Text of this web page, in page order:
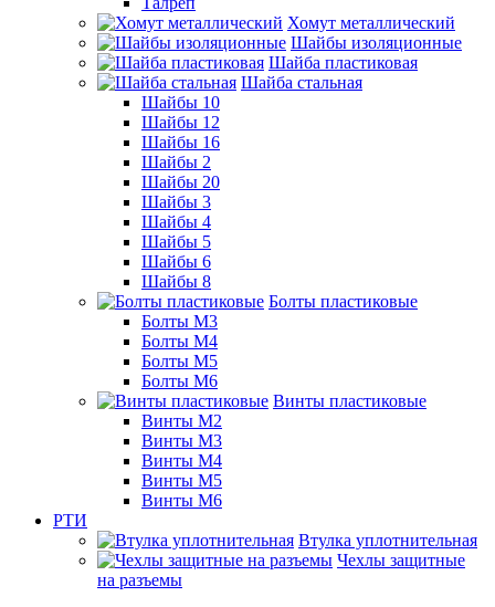
Хомут металлический
Шайбы изоляционные
Шайба пластиковая
Шайба стальная
Шайбы 10
Шайбы 12
Шайбы 16
Шайбы 2
Шайбы 20
Шайбы 3
Шайбы 4
Шайбы 5
Шайбы 6
Шайбы 8
Болты пластиковые
Болты М3
Болты М4
Болты М5
Болты М6
Винты пластиковые
Винты М2
Винты М3
Винты М4
Винты М5
Винты М6
РТИ
Втулка уплотнительная
Чехлы защитные
на разъемы